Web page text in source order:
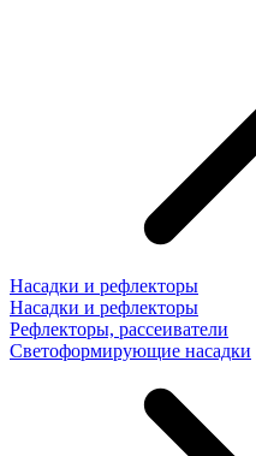
Насадки и рефлекторы
Насадки и рефлекторы
Рефлекторы, рассеиватели
Светоформирующие насадки